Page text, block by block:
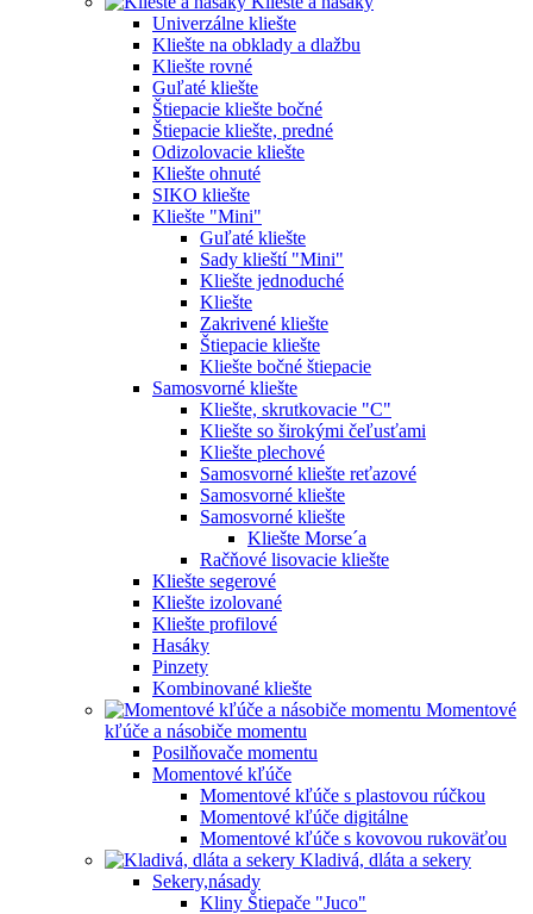
Univerzálne kliešte
Kliešte na obklady a dlažbu
Kliešte rovné
Guľaté kliešte
Štiepacie kliešte bočné
Štiepacie kliešte, predné
Odizolovacie kliešte
Kliešte ohnuté
SIKO kliešte
Kliešte "Mini"
Guľaté kliešte
Sady klieští "Mini"
Kliešte jednoduché
Kliešte
Zakrivené kliešte
Štiepacie kliešte
Kliešte bočné štiepacie
Samosvorné kliešte
Kliešte, skrutkovacie "C"
Kliešte so širokými čeľusťami
Kliešte plechové
Samosvorné kliešte reťazové
Samosvorné kliešte
Samosvorné kliešte
Kliešte Morse´a
Račňové lisovacie kliešte
Kliešte segerové
Kliešte izolované
Kliešte profilové
Hasáky
Pinzety
Kombinované kliešte
Momentové
kľúče a násobiče momentu
Posilňovače momentu
Momentové kľúče
Momentové kľúče s plastovou rúčkou
Momentové kľúče digitálne
Momentové kľúče s kovovou rukoväťou
Kladivá, dláta a sekery
Sekery,násady
Kliny Štiepače "Juco"